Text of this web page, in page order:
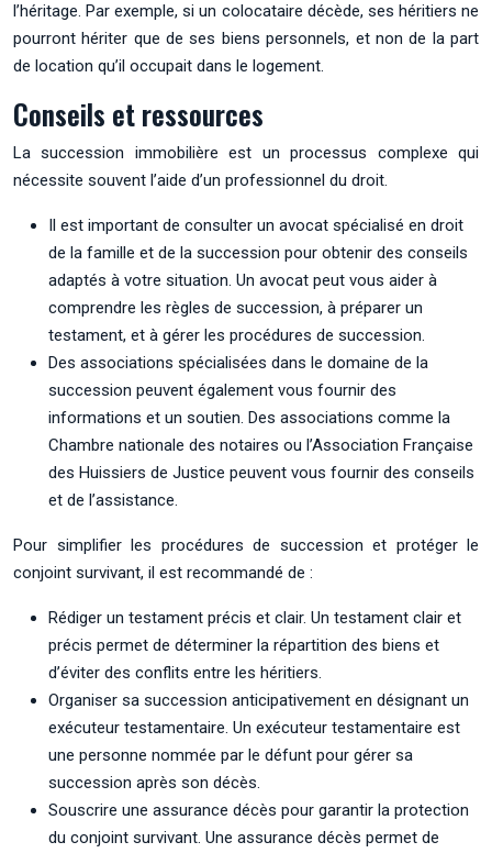
l’héritage. Par exemple, si un colocataire décède, ses héritiers ne
pourront hériter que de ses biens personnels, et non de la part
de location qu’il occupait dans le logement.
Conseils et ressources
La succession immobilière est un processus complexe qui
nécessite souvent l’aide d’un professionnel du droit.
Il est important de consulter un avocat spécialisé en droit
de la famille et de la succession pour obtenir des conseils
adaptés à votre situation. Un avocat peut vous aider à
comprendre les règles de succession, à préparer un
testament, et à gérer les procédures de succession.
Des associations spécialisées dans le domaine de la
succession peuvent également vous fournir des
informations et un soutien. Des associations comme la
Chambre nationale des notaires ou l’Association Française
des Huissiers de Justice peuvent vous fournir des conseils
et de l’assistance.
Pour simplifier les procédures de succession et protéger le
conjoint survivant, il est recommandé de :
Rédiger un testament précis et clair. Un testament clair et
précis permet de déterminer la répartition des biens et
d’éviter des conflits entre les héritiers.
Organiser sa succession anticipativement en désignant un
exécuteur testamentaire. Un exécuteur testamentaire est
une personne nommée par le défunt pour gérer sa
succession après son décès.
Souscrire une assurance décès pour garantir la protection
du conjoint survivant. Une assurance décès permet de